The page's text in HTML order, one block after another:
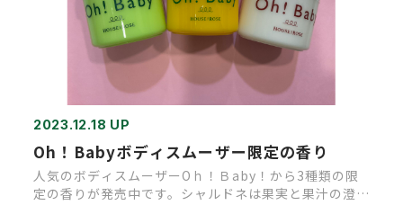
2023.12.18 UP
Oh！Babyボディスムーザー限定の香り
人気のボディスムーザーOｈ！Ｂaby！から3種類の限
定の香りが発売中です。シャルドネは果実と果汁の澄ん